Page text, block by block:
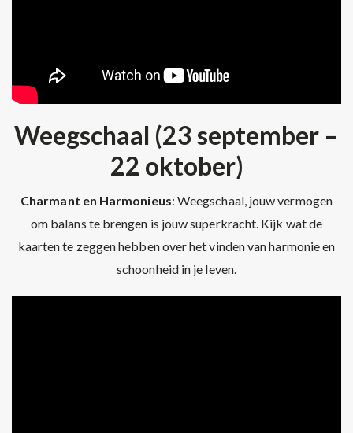
Weegschaal (23 september –
22 oktober)
Charmant en Harmonieus: Weegschaal, jouw vermogen
om balans te brengen is jouw superkracht. Kijk wat de
kaarten te zeggen hebben over het vinden van harmonie en
schoonheid in je leven.